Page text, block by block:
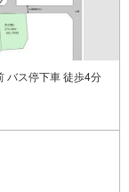
バス停下車 徒歩4分